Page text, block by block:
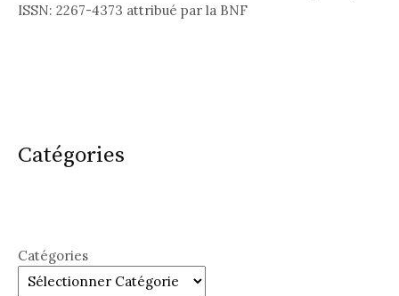
ISSN: 2267-4373 attribué par la BNF
Catégories
Catégories